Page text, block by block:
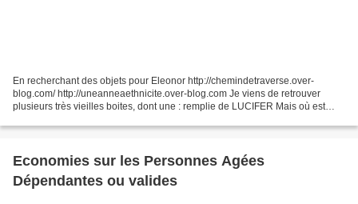
En recherchant des objets pour Eleonor http://chemindetraverse.over-
blog.com/ http://uneanneaethnicite.over-blog.com Je viens de retrouver
plusieurs très vieilles boites, dont une : remplie de LUCIFER Mais où est
Economies sur les Personnes Agées
Dépendantes ou valides